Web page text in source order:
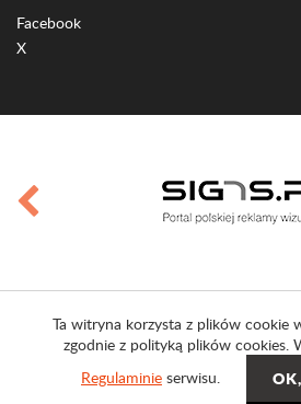
Facebook
X
Ta witryna korzysta z plików cookie
zgodnie z polityką plików cookies.
Regulaminie serwisu.